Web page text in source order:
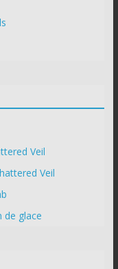
Veil
Veil
de glace